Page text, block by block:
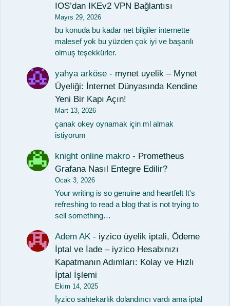
IOS’dan IKEv2 VPN Bağlantısı
Mayıs 29, 2026
bu konuda bu kadar net bilgiler internette
malesef yok bu yüzden çok iyi ve başarılı
olmuş teşekkürler.
yahya arköse - mynet uyelik – Mynet
Üyeliği: İnternet Dünyasında Kendine
Yeni Bir Kapı Açın!
Mart 13, 2026
çanak okey oynamak için ml almak
istiyorum
knight online makro - Prometheus
Grafana Nasıl Entegre Edilir?
Ocak 3, 2026
Your writing is so genuine and heartfelt It's
refreshing to read a blog that is not trying to
sell something…
Adem AK - iyzico üyelik iptali, Ödeme
İptal ve İade – iyzico Hesabınızı
Kapatmanın Adımları: Kolay ve Hızlı
İptal İşlemi
Ekim 14, 2025
İyzico sahtekarlık dolandırıcı vardı ama iptal